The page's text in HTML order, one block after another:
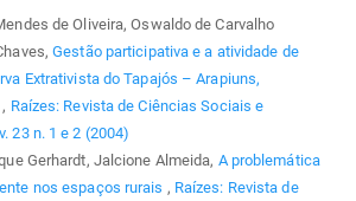
de Oliveira, Oswaldo de Carvalho
Gestão participativa e a atividade de
Extrativista do Tapajós – Arapiuns,
, Raízes: Revista de Ciências Sociais e
23 n. 1 e 2 (2004)
Gerhardt, Jalcione Almeida, A problemática
nos espaços rurais , Raízes: Revista de